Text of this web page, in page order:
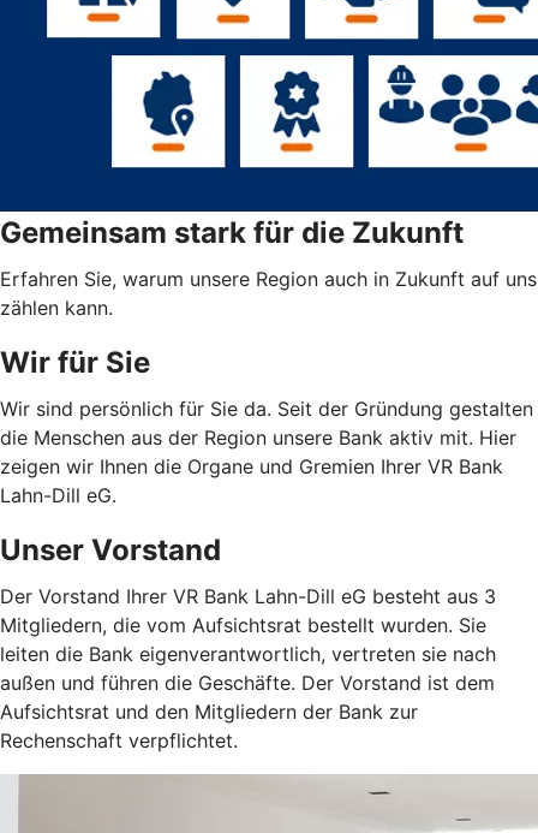
Gemeinsam stark für die Zukunft
Erfahren Sie, warum unsere Region auch in Zukunft auf uns
zählen kann.
Wir für Sie
Wir sind persönlich für Sie da. Seit der Gründung gestalten
die Menschen aus der Region unsere Bank aktiv mit. Hier
zeigen wir Ihnen die Organe und Gremien Ihrer VR Bank
Lahn-Dill eG.
Unser Vorstand
Der Vorstand Ihrer VR Bank Lahn-Dill eG besteht aus 3
Mitgliedern, die vom Aufsichtsrat bestellt wurden. Sie
leiten die Bank eigenverantwortlich, vertreten sie nach
außen und führen die Geschäfte. Der Vorstand ist dem
Aufsichtsrat und den Mitgliedern der Bank zur
Rechenschaft verpflichtet.